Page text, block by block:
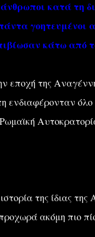
ΣΧΕΤΙΚΑ/
κατά τη
γοητευμένοι
κάτω από
εποχή της
ενδιαφέρονταν όλο
της ίδιας
ακόμη πιο